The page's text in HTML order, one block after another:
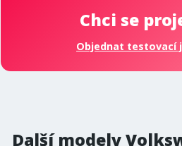
Chci se
Objednat testovací
Další modely